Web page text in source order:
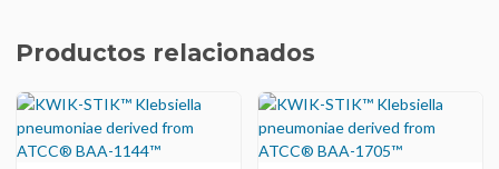
Productos relacionados